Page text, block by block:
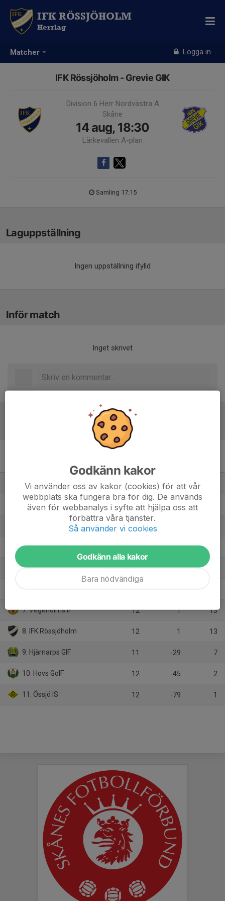
Matcher Logga in
IFK RÖSSJÖHOLM
Herrlag
IFK Rössjöholm - Grevie GIK
Division 6 Herr Nordvästra A
Skåne
14 aug, 18:30
Lärkevallen A-plan
Samling 17:15
Laguppställning
Ingen uppställning ifylld
Inför match
Inget skrivet
M
1. Grevie GIK 13 24
2. Skäldervikens IF 13 44
12
4. Väsby FK 11 29
5. Förslövs IF 13 24
7. Vegeholms IF 12 1 13
8. IFK Rössjöholm 12 1 13
9. Hjärnarps GIF 11 -29 7
10. Hovs GoIF 12 -45 2
11. Össjö IS 12 -79 1
Godkänn kakor
Vi använder oss av kakor (cookies) för att vår
webbplats ska fungera bra för dig. De används
även för webbanalys i syfte att hjälpa oss att
förbättra våra tjänster.
Så använder vi cookies
Godkänn alla kakor
Bara nödvändiga